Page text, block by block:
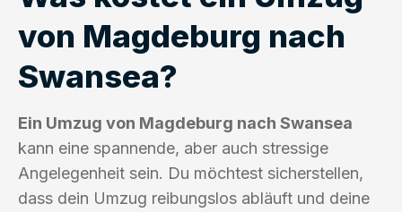
von Magdeburg nach
Swansea?
Ein Umzug von Magdeburg nach Swansea
kann eine spannende, aber auch stressige
Angelegenheit sein. Du möchtest sicherstellen,
dass dein Umzug reibungslos abläuft und deine